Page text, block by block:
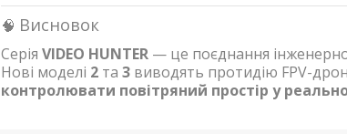
🧠 Висновок
Серія VIDEO HUNTER — це поєднання
Нові моделі 2 та 3 виводять протидію FPV-
контролювати повітряний простір у